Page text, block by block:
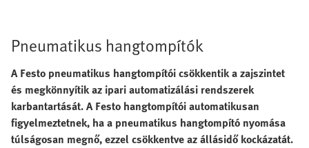
Pneumatikus hangtompítók
A Festo pneumatikus hangtompítói csökkentik a zajszintet
és megkönnyítik az ipari automatizálási rendszerek
karbantartását. A Festo hangtompítói automatikusan
figyelmeztetnek, ha a pneumatikus hangtompító nyomása
túlságosan megnő, ezzel csökkentve az állásidő kockázatát.